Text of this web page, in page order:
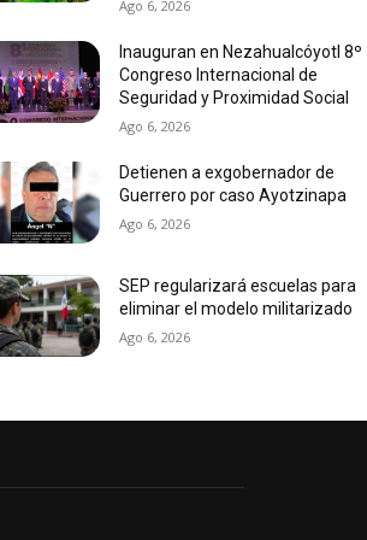
Ago 6, 2026
Inauguran en Nezahualcóyotl 8º
Congreso Internacional de
Seguridad y Proximidad Social
Ago 6, 2026
Detienen a exgobernador de
Guerrero por caso Ayotzinapa
Ago 6, 2026
SEP regularizará escuelas para
eliminar el modelo militarizado
Ago 6, 2026